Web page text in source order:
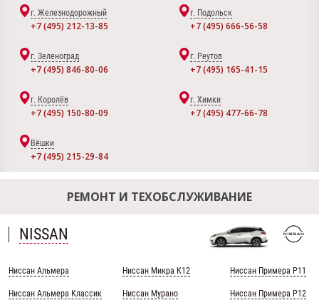
г. Железнодорожный
+7 (495) 212-13-85
г. Подольск
+7 (495) 666-56-58
г. Зеленоград
+7 (495) 846-80-06
г. Реутов
+7 (495) 165-41-15
г. Королёв
+7 (495) 150-80-09
г. Химки
+7 (495) 477-66-78
Вёшки
+7 (495) 215-29-84
РЕМОНТ И ТЕХОБСЛУЖИВАНИЕ
NISSAN
Ниссан Альмера
Ниссан Альмера Классик
Ниссан Микра К12
Ниссан Мурано
Ниссан Примера Р11
Ниссан Примера Р12